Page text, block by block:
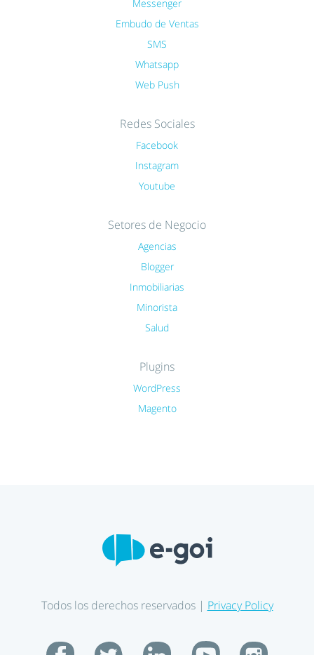
Messenger
Embudo de Ventas
SMS
Whatsapp
Web Push
Redes Sociales
Facebook
Instagram
Youtube
Setores de Negocio
Agencias
Blogger
Inmobiliarias
Minorista
Salud
Plugins
WordPress
Magento
Todos los derechos reservados | Privacy Policy